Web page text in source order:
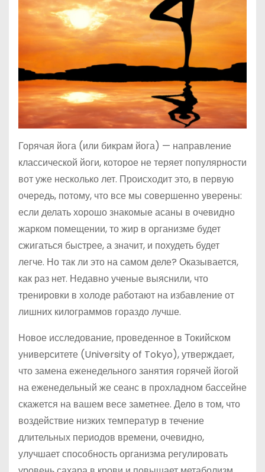
Горячая йога (или бикрам йога) — направление
классической йоги, которое не теряет популярности
вот уже несколько лет. Происходит это, в первую
очередь, потому, что все мы совершенно уверены:
если делать хорошо знакомые асаны в очевидно
жарком помещении, то жир в организме будет
сжигаться быстрее, а значит, и похудеть будет
легче. Но так ли это на самом деле? Оказывается,
как раз нет. Недавно ученые выяснили, что
тренировки в холоде работают на избавление от
лишних килограммов гораздо лучше.
Новое исследование, проведенное в Токийском
университете (University of Tokyo), утверждает,
что замена еженедельного занятия горячей йогой
на еженедельный же сеанс в прохладном бассейне
скажется на вашем весе заметнее. Дело в том, что
воздействие низких температур в течение
длительных периодов времени, очевидно,
улучшает способность организма регулировать